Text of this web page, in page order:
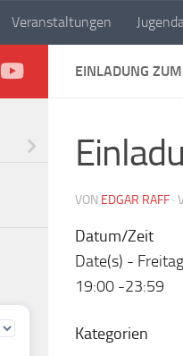
Veranstaltungen
EINLADUNG
VON EDGAR RAFF ·
Datum/Zeit
Date(s) -
19:00 -23:59
Kategorien